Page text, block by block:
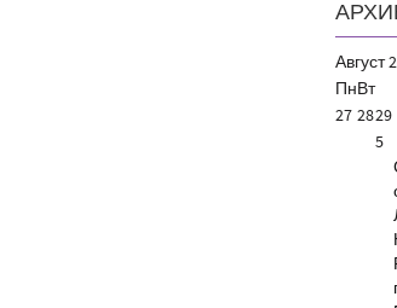
Август
ПнВт
27 2829
5